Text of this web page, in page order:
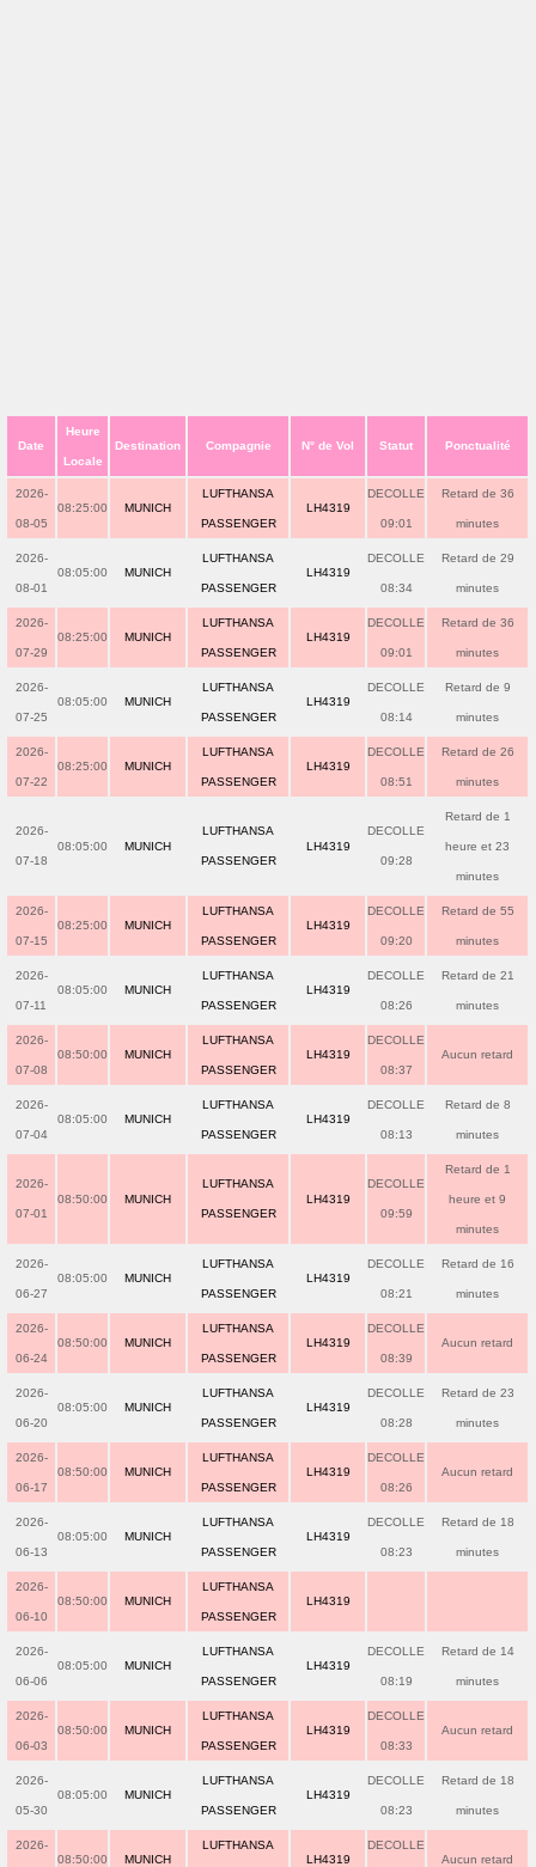
Date
Heure
Locale
Destination Compagnie N° de Vol Statut Ponctualité
2026-
08-05
08:25:00 MUNICH
LUFTHANSA
PASSENGER
LH4319
DECOLLE
09:01
Retard de 36
minutes
2026-
08-01
08:05:00 MUNICH
LUFTHANSA
PASSENGER
LH4319
DECOLLE
08:34
Retard de 29
minutes
2026-
07-29
08:25:00 MUNICH
LUFTHANSA
PASSENGER
LH4319
DECOLLE
09:01
Retard de 36
minutes
2026-
07-25
08:05:00 MUNICH
LUFTHANSA
PASSENGER
LH4319
DECOLLE
08:14
Retard de 9
minutes
2026-
07-22
08:25:00 MUNICH
LUFTHANSA
PASSENGER
LH4319
DECOLLE
08:51
Retard de 26
minutes
2026-
07-18
08:05:00 MUNICH
LUFTHANSA
PASSENGER
LH4319
DECOLLE
09:28
Retard de 1
heure et 23
minutes
2026-
07-15
08:25:00 MUNICH
LUFTHANSA
PASSENGER
LH4319
DECOLLE
09:20
Retard de 55
minutes
2026-
07-11
08:05:00 MUNICH
LUFTHANSA
PASSENGER
LH4319
DECOLLE
08:26
Retard de 21
minutes
2026-
07-08
08:50:00 MUNICH
LUFTHANSA
PASSENGER
LH4319
DECOLLE
08:37
Aucun retard
2026-
07-04
08:05:00 MUNICH
LUFTHANSA
PASSENGER
LH4319
DECOLLE
08:13
Retard de 8
minutes
2026-
07-01
08:50:00 MUNICH
LUFTHANSA
PASSENGER
LH4319
DECOLLE
09:59
Retard de 1
heure et 9
minutes
2026-
06-27
08:05:00 MUNICH
LUFTHANSA
PASSENGER
LH4319
DECOLLE
08:21
Retard de 16
minutes
2026-
06-24
08:50:00 MUNICH
LUFTHANSA
PASSENGER
LH4319
DECOLLE
08:39
Aucun retard
2026-
06-20
08:05:00 MUNICH
LUFTHANSA
PASSENGER
LH4319
DECOLLE
08:28
Retard de 23
minutes
2026-
06-17
08:50:00 MUNICH
LUFTHANSA
PASSENGER
LH4319
DECOLLE
08:26
Aucun retard
2026-
06-13
08:05:00 MUNICH
LUFTHANSA
PASSENGER
LH4319
DECOLLE
08:23
Retard de 18
minutes
2026-
06-10
08:50:00 MUNICH
LUFTHANSA
PASSENGER
LH4319
2026-
06-06
08:05:00 MUNICH
LUFTHANSA
PASSENGER
LH4319
DECOLLE
08:19
Retard de 14
minutes
2026-
06-03
08:50:00 MUNICH
LUFTHANSA
PASSENGER
LH4319
DECOLLE
08:33
Aucun retard
2026-
05-30
08:05:00 MUNICH
LUFTHANSA
PASSENGER
LH4319
DECOLLE
08:23
Retard de 18
minutes
2026-
08:50:00 MUNICH
LUFTHANSA
LH4319
DECOLLE
Aucun retard